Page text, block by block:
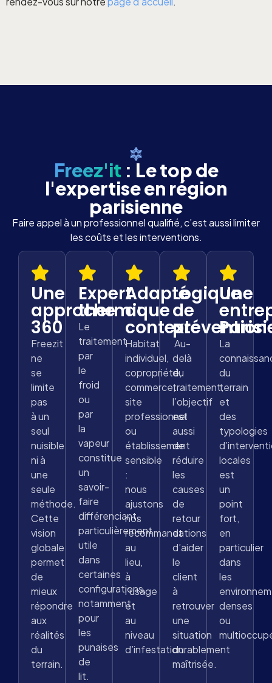
Freez'it : Le top de
l'expertise en région
parisienne
Faire appel à un professionnel qualifié, c’est aussi limiter
les coûts et les interventions.
Une
approche
360
Freezit
ne
se
limite
pas
à un
seul
nuisible
ni à
une
seule
méthode.
Cette
vision
globale
permet
de
mieux
répondre
aux
réalités
du
terrain.
Expert
thermique
Le
traitement
par
le
froid
ou
par
la
vapeur
constitue
un
savoir-
faire
différenciant,
particulièrement
utile
dans
certaines
configurations,
notamment
pour
les
punaises
de
lit.
Adapté
au
contexte
Habitat
individuel,
copropriété,
commerce,
site
professionnel
ou
établissement
sensible
:
nous
ajustons
nos
recommandations
au
lieu,
à
l’usage
et
au
niveau
d’infestation.
Logique
de
prévention
Au-
delà
du
traitement,
l’objectif
est
aussi
de
réduire
les
causes
de
retour
et
d’aider
le
client
à
retrouver
une
situation
durablement
maîtrisée.
Une
La
du
terrain
et
des
typologies
locales
est
un
point
fort,
en
particulier
dans
les
denses
ou